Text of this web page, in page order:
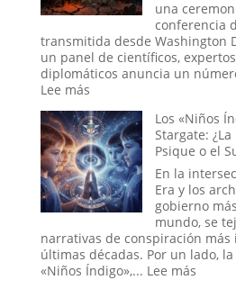
la
el
una
conferencia
transmitida desde Washington
un panel de científicos,
diplomáticos anuncia un
Lee más:
Ritual
del
Fin
del
Mundo:
Dentro
de
la
Sala
donde
Los «Niños
Stargate:
Psique o el
En la
Era y los
gobierno
mundo, se
narrativas de conspiración
últimas décadas. Por un lado,
«Niños Índigo»,... Lee más: